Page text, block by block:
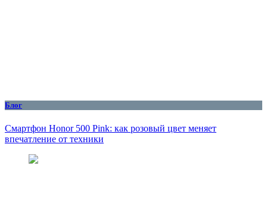
Блог
Смартфон Honor 500 Pink: как розовый цвет меняет
впечатление от техники